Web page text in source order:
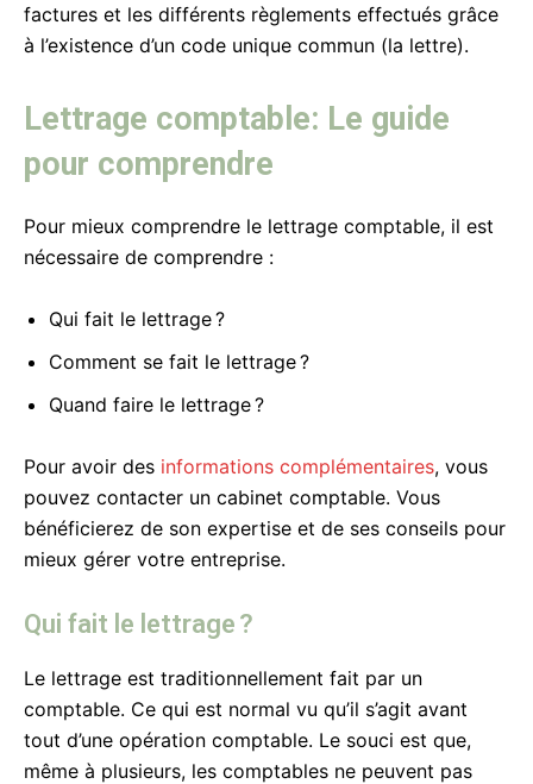
factures et les différents règlements effectués grâce
à l’existence d’un code unique commun (la lettre).
Lettrage comptable: Le guide
pour comprendre
Pour mieux comprendre le lettrage comptable, il est
nécessaire de comprendre :
Qui fait le lettrage ?
Comment se fait le lettrage ?
Quand faire le lettrage ?
Pour avoir des informations complémentaires, vous
pouvez contacter un cabinet comptable. Vous
bénéficierez de son expertise et de ses conseils pour
mieux gérer votre entreprise.
Qui fait le lettrage ?
Le lettrage est traditionnellement fait par un
comptable. Ce qui est normal vu qu’il s’agit avant
tout d’une opération comptable. Le souci est que,
même à plusieurs, les comptables ne peuvent pas